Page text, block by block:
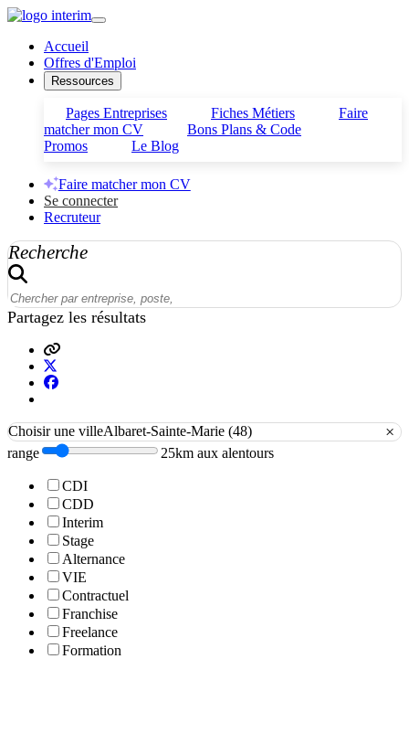
Accueil
Offres d'Emploi
Ressources
Pages Entreprises Fiches Métiers
Faire
matcher mon CV
Bons Plans & Code
Promos
Le Blog
Faire matcher mon CV
Se connecter
Recruteur
Recherche
Partagez les résultats
Choisir une villeAlbaret-Sainte-Marie (48) ×
range 25km aux alentours
CDI
CDD
Interim
Stage
Alternance
VIE
Contractuel
Franchise
Freelance
Formation